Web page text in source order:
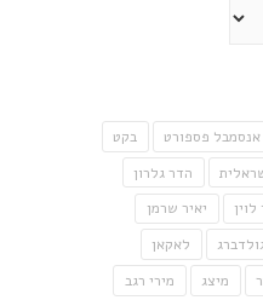
אנסמבל פספורט
בקט
הדר גלרון
לוין
יאיר שרמן
לאקאן
מיצג
מירי רגב